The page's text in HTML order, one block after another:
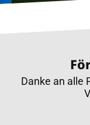
Danke an alle
Trainerlizenz
Mitgliedsbeiträge